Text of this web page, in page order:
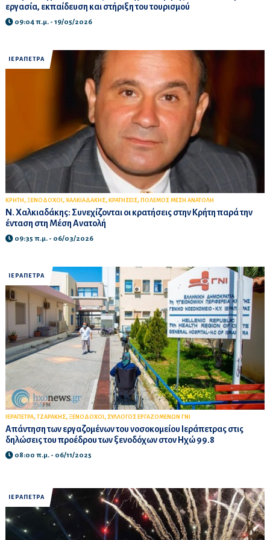
εργασία, εκπαίδευση και στήριξη του τουρισμού
09:04 π.μ. - 19/05/2026
ΙΕΡΑΠΕΤΡΑ
ΚΡΗΤΗ , ΞΕΝΟΔΟΧΟΙ , ΧΑΛΚΙΑΔΑΚΗΣ, ΚΡΑΤΗΣΕΙΣ, ΠΟΛΕΜΟΣ ΜΕΣΗ ΑΝΑΤΟΛΗ
Ν. Χαλκιαδάκης: Συνεχίζονται οι κρατήσεις στην Κρήτη παρά την
ένταση στη Μέση Ανατολή
09:35 π.μ. - 06/03/2026
ΙΕΡΑΠΕΤΡΑ
ΙΕΡΑΠΕΤΡΑ, ΤΖΑΡΑΚΗΣ, ΞΕΝΟΔΟΧΟΙ , ΣΥΛΛΟΓΟΣ ΕΡΓΑΖΟΜΕΝΩΝ ΓΝΙ
Απάντηση των εργαζομένων του νοσοκομείου Ιεράπετρας στις
δηλώσεις του προέδρου των ξενοδόχων στον Ηχώ 99.8
08:00 π.μ. - 06/11/2025
ΙΕΡΑΠΕΤΡΑ